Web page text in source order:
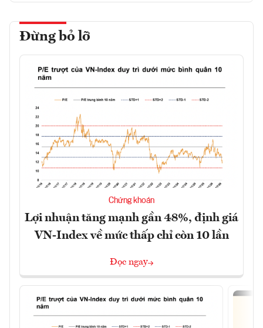
Đừng bỏ lỡ
Chứng khoán
Lợi nhuận tăng mạnh gần 48%, định giá
VN-Index về mức thấp chỉ còn 10 lần
Đọc ngay